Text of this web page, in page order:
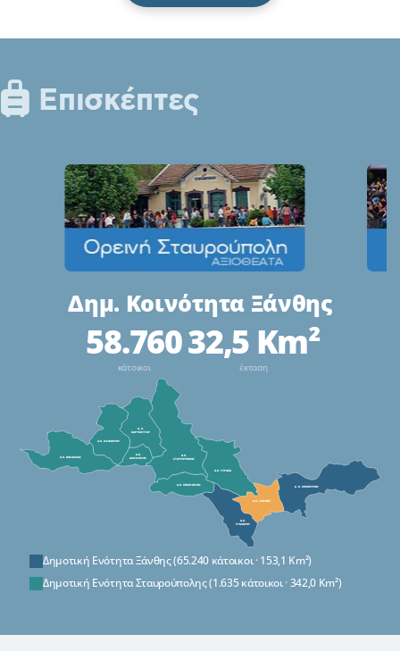
Επισκέπτες
Δημ. Κοινότητα Ξάνθης
58.760
κάτοικοι
32,5 Km²
έκταση
Δημοτική Ενότητα Ξάνθης (65.240 κάτοικοι · 153,1 Km²)
Δημοτική Ενότητα Σταυρούπολης (1.635 κάτοικοι · 342,0 Km²)